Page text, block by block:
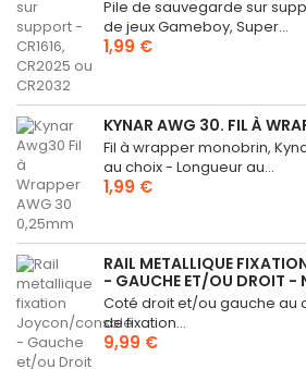
Pile de sauvegarde sur
de jeux Gameboy, Super...
1,99 €
KYNAR AWG 30. FIL À
Fil à wrapper monobrin,
au choix - Longueur au...
1,99 €
RAIL METALLIQUE
- GAUCHE ET/OU DROIT -
Coté droit et/ou gauche au
de fixation...
9,99 €